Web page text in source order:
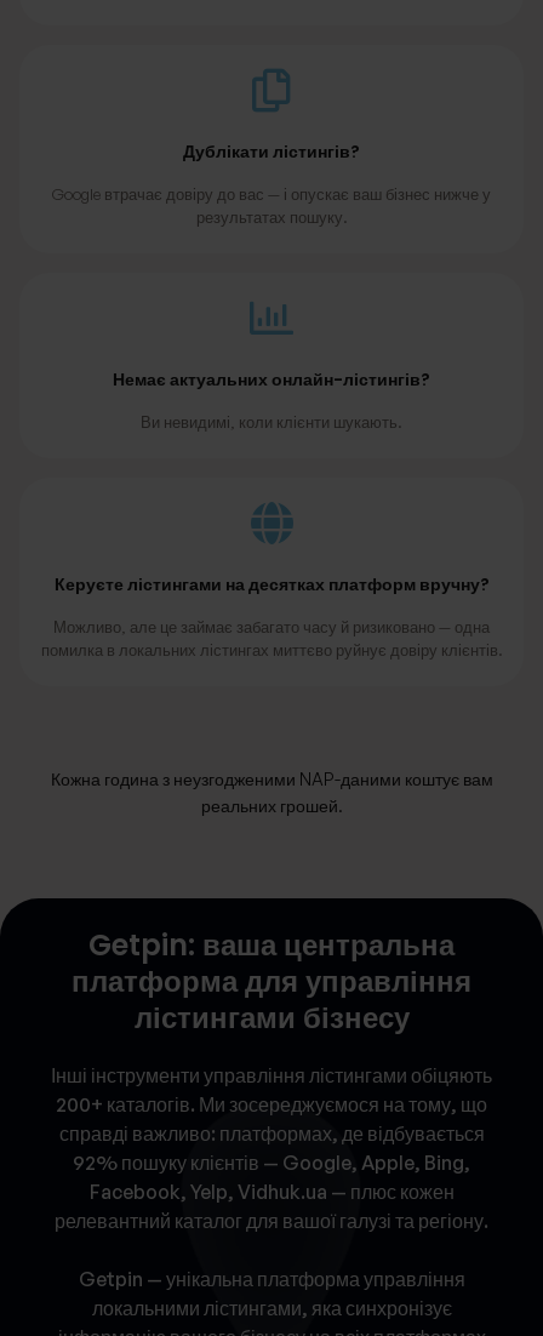
Дублікати лістингів?
Google втрачає довіру до вас — і опускає ваш бізнес нижче у
результатах пошуку.
Немає актуальних онлайн-лістингів?
Ви невидимі, коли клієнти шукають.
Керуєте лістингами на десятках платформ вручну?
Можливо, але це займає забагато часу й ризиковано — одна
помилка в локальних лістингах миттєво руйнує довіру клієнтів.
Кожна година з неузгодженими NAP-даними коштує вам
реальних грошей.
Getpin: ваша центральна
платформа для управління
лістингами бізнесу
Інші інструменти управління лістингами обіцяють
200+ каталогів. Ми зосереджуємося на тому, що
справді важливо: платформах, де відбувається
92% пошуку клієнтів — Google, Apple, Bing,
Facebook, Yelp, Vidhuk.ua — плюс кожен
релевантний каталог для вашої галузі та регіону.
Getpin — унікальна платформа управління
локальними лістингами, яка синхронізує